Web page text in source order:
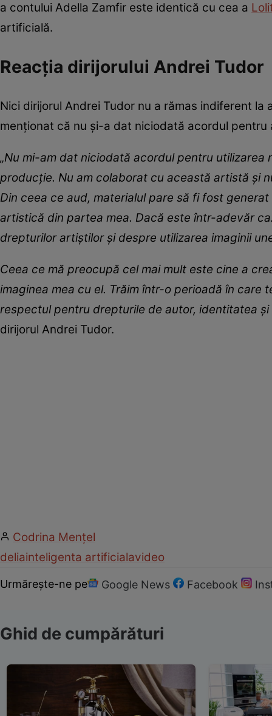
a contului Adella Zamfir este identică cu cea a
artificială.
Reacția dirijorului Andrei Tudor
Nici dirijorul Andrei Tudor nu a rămas indiferent
menționat că nu și-a dat niciodată acordul pentru
„Nu mi-am dat niciodată acordul pentru
producție. Nu am colaborat cu această artistă și
Din ceea ce aud, materialul pare să fi fost
artistică din partea mea. Dacă este într-adevăr
drepturilor artiștilor și despre utilizarea imaginii
Ceea ce mă preocupă cel mai mult este cine a
imaginea mea cu el. Trăim într-o perioadă în care
respectul pentru drepturile de autor, identitatea
dirijorul Andrei Tudor.
Codrina Mențel
deliainteligenta artificialavideo
Urmărește-ne pe Google News Facebook
Ghid de cumpărături